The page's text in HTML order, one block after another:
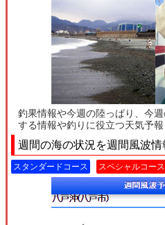
釣果情報や今週の陸っぱり、今
する情報や釣りに役立つ天気予報
週間の海の状況を週間風波情
スタンダードコース スペシャルコース